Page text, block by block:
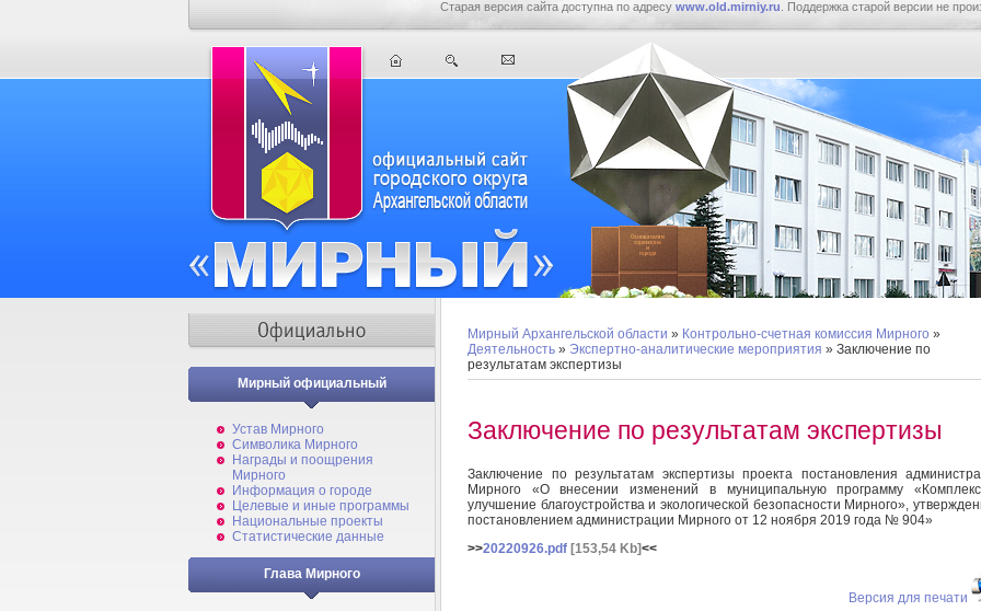
Старая версия сайта доступна по адресу www.old.mirniy.ru . Поддержка старой версии не
Мирный официальный
Устав Мирного
Символика Мирного
Награды и поощрения
Мирного
Информация о городе
Целевые и иные программы
Национальные проекты
Статистические данные
Глава Мирного
Мирный Архангельской области » Контрольно-счетная комиссия Мирного »
Деятельность » Экспертно-аналитические мероприятия » Заключение по
результатам экспертизы
Заключение по результатам экспертизы
Заключение по результатам экспертизы проекта постановления
Мирного «О внесении изменений в муниципальную программу
улучшение благоустройства и экологической безопасности Мирного»,
постановлением администрации Мирного от 12 ноября 2019 года № 904»
>>20220926.pdf [153,54 Kb]<<
Версия для печати